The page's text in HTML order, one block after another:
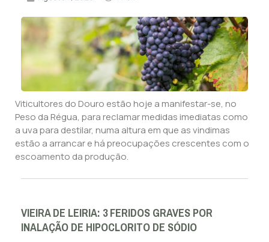
Viticultores do Douro estão hoje a manifestar-se, no
Peso da Régua, para reclamar medidas imediatas como
a uva para destilar, numa altura em que as vindimas
estão a arrancar e há preocupações crescentes com o
escoamento da produção.
VIEIRA DE LEIRIA: 3 FERIDOS GRAVES POR
INALAÇÃO DE HIPOCLORITO DE SÓDIO